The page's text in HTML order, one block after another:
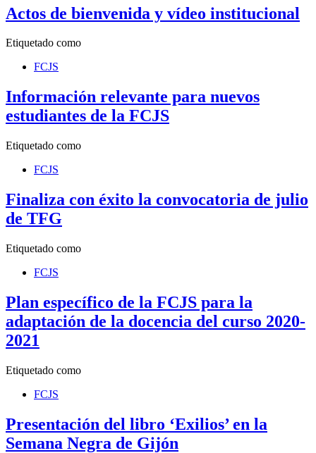
Actos de bienvenida y vídeo institucional
Etiquetado como
FCJS
Información relevante para nuevos
estudiantes de la FCJS
Etiquetado como
FCJS
Finaliza con éxito la convocatoria de julio
de TFG
Etiquetado como
FCJS
Plan específico de la FCJS para la
adaptación de la docencia del curso 2020-
2021
Etiquetado como
FCJS
Presentación del libro ‘Exilios’ en la
Semana Negra de Gijón